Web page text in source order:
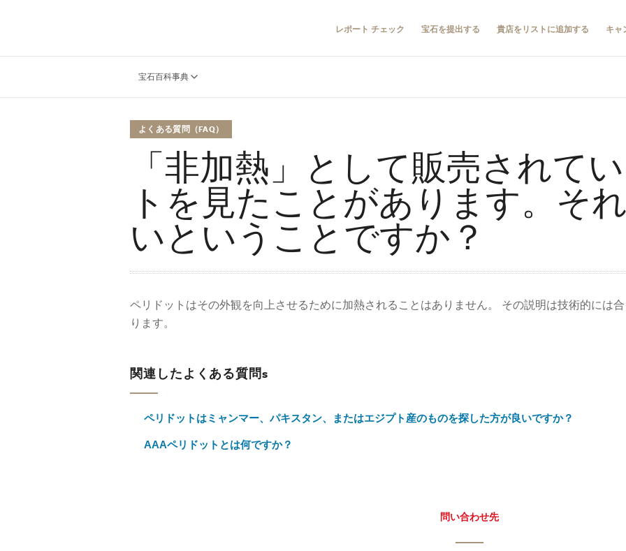
レポート チェック 宝石を提出する 貴店をリストに追加する キャ
宝石百科事典
よくある質問（FAQ）
「非加熱」として販売されて
トを見たことがあります。そ
いということですか？
ペリドットはその外観を向上させるために加熱されることはありません。 その説明は技術的には
ります。
関連したよくある質問s
ペリドットはミャンマー、パキスタン、またはエジプト産のものを探した方が良いですか？
AAAペリドットとは何ですか？
問い合わせ先